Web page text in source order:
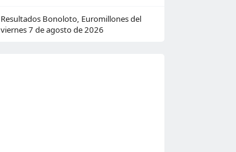
Resultados Bonoloto, Euromillones del
viernes 7 de agosto de 2026